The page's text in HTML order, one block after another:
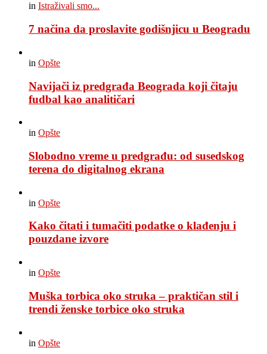
in Istraživali smo...
7 načina da proslavite godišnjicu u Beogradu
in Opšte
Navijači iz predgrađa Beograda koji čitaju
fudbal kao analitičari
in Opšte
Slobodno vreme u predgrađu: od susedskog
terena do digitalnog ekrana
in Opšte
Kako čitati i tumačiti podatke o klađenju i
pouzdane izvore
in Opšte
Muška torbica oko struka – praktičan stil i
trendi ženske torbice oko struka
in Opšte